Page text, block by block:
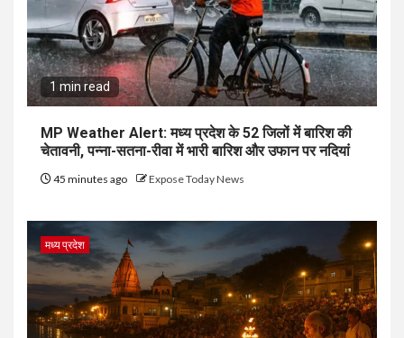
1 min read
MP Weather Alert: मध्य प्रदेश के 52 जिलों में बारिश की
चेतावनी, पन्ना-सतना-रीवा में भारी बारिश और उफान पर नदियां
45 minutes ago Expose Today News
मध्य प्रदेश